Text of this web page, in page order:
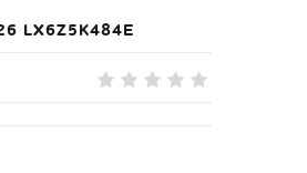
LX6Z5K484E